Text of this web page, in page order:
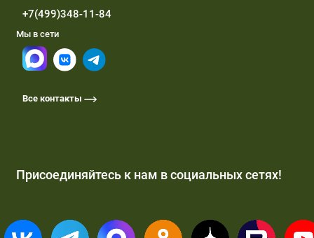
+7(499)348-11-84
Мы в сети
Все контакты
Присоединяйтесь к нам в социальных сетях!